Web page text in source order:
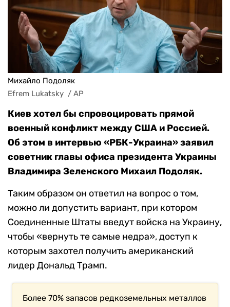
Михайло Подоляк
Efrem Lukatsky  / AP
Киев хотел бы спровоцировать прямой
военный конфликт между США и Россией.
Об этом в интервью «РБК-Украина» заявил
советник главы офиса президента Украины
Владимира Зеленского Михаил Подоляк.
Таким образом он ответил на вопрос о том,
можно ли допустить вариант, при котором
Соединенные Штаты введут войска на Украину,
чтобы «вернуть те самые недра», доступ к
которым захотел получить американский
лидер Дональд Трамп.
Более 70% запасов редкоземельных металлов